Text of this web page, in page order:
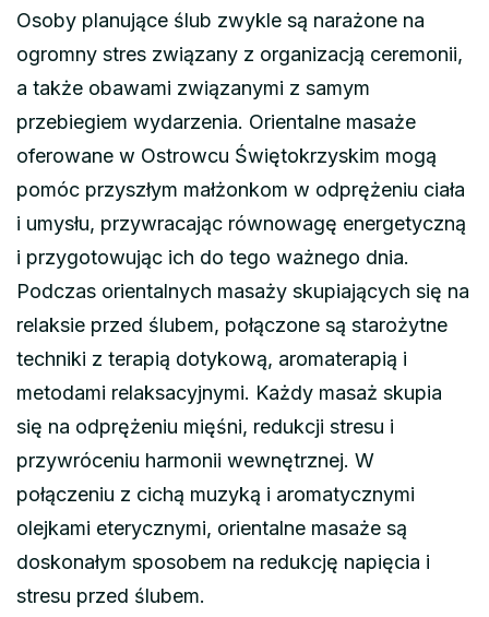
Osoby planujące ślub zwykle są narażone na
ogromny stres związany z organizacją ceremonii,
a także obawami związanymi z samym
przebiegiem wydarzenia. Orientalne masaże
oferowane w Ostrowcu Świętokrzyskim mogą
pomóc przyszłym małżonkom w odprężeniu ciała
i umysłu, przywracając równowagę energetyczną
i przygotowując ich do tego ważnego dnia.
Podczas orientalnych masaży skupiających się na
relaksie przed ślubem, połączone są starożytne
techniki z terapią dotykową, aromaterapią i
metodami relaksacyjnymi. Każdy masaż skupia
się na odprężeniu mięśni, redukcji stresu i
przywróceniu harmonii wewnętrznej. W
połączeniu z cichą muzyką i aromatycznymi
olejkami eterycznymi, orientalne masaże są
doskonałym sposobem na redukcję napięcia i
stresu przed ślubem.